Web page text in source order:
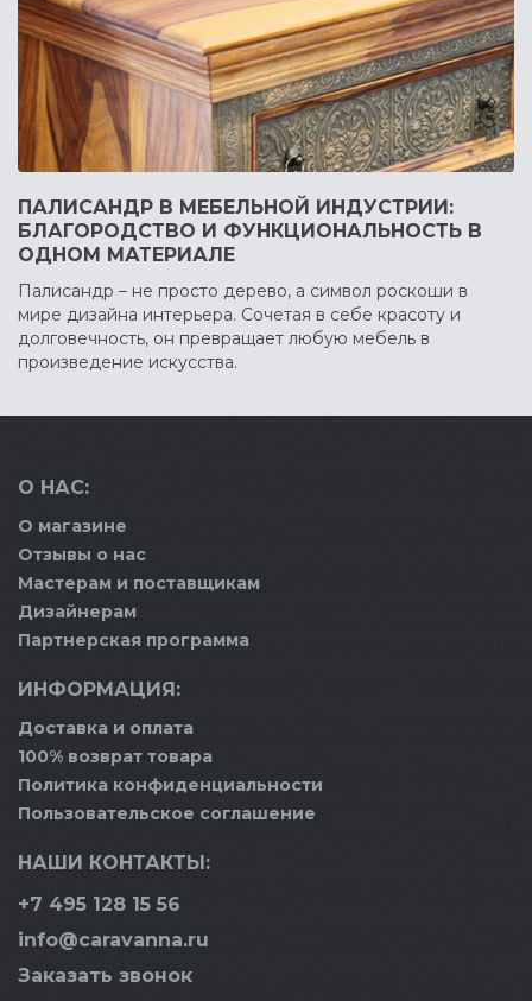
ПАЛИСАНДР В МЕБЕЛЬНОЙ ИНДУСТРИИ:
БЛАГОРОДСТВО И ФУНКЦИОНАЛЬНОСТЬ В
ОДНОМ МАТЕРИАЛЕ
Палисандр – не просто дерево, а символ роскоши в
мире дизайна интерьера. Сочетая в себе красоту и
долговечность, он превращает любую мебель в
произведение искусства.
О НАС:
О магазине
Отзывы о нас
Мастерам и поставщикам
Дизайнерам
Партнерская программа
ИНФОРМАЦИЯ:
Доставка и оплата
100% возврат товара
Политика конфиденциальности
Пользовательское соглашение
НАШИ КОНТАКТЫ:
+7 495 128 15 56
info@caravanna.ru
Заказать звонок